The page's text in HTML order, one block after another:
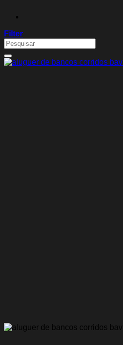
Filter
Search
for: